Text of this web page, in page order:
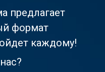
предлагает
формат
каждому!